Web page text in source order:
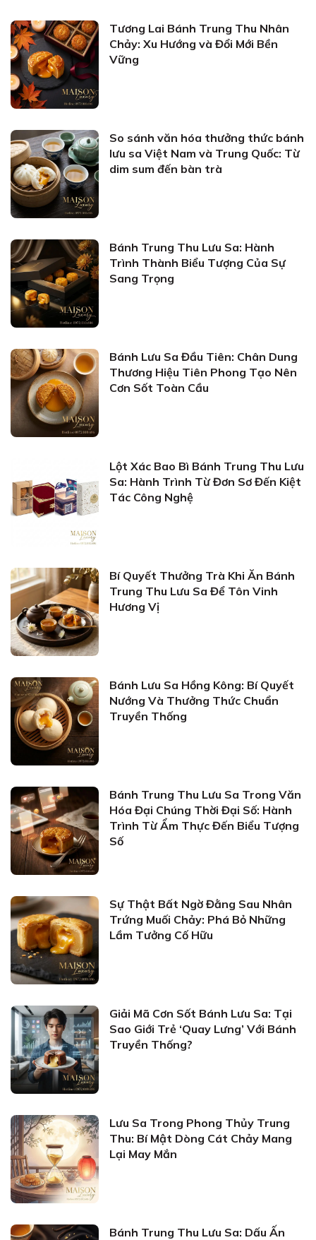
Tương Lai Bánh Trung Thu Nhân
Chảy: Xu Hướng và Đổi Mới Bền
Vững
So sánh văn hóa thưởng thức bánh
lưu sa Việt Nam và Trung Quốc: Từ
dim sum đến bàn trà
Bánh Trung Thu Lưu Sa: Hành
Trình Thành Biểu Tượng Của Sự
Sang Trọng
Bánh Lưu Sa Đầu Tiên: Chân Dung
Thương Hiệu Tiên Phong Tạo Nên
Cơn Sốt Toàn Cầu
Lột Xác Bao Bì Bánh Trung Thu Lưu
Sa: Hành Trình Từ Đơn Sơ Đến Kiệt
Tác Công Nghệ
Bí Quyết Thưởng Trà Khi Ăn Bánh
Trung Thu Lưu Sa Để Tôn Vinh
Hương Vị
Bánh Lưu Sa Hồng Kông: Bí Quyết
Nướng Và Thưởng Thức Chuẩn
Truyền Thống
Bánh Trung Thu Lưu Sa Trong Văn
Hóa Đại Chúng Thời Đại Số: Hành
Trình Từ Ẩm Thực Đến Biểu Tượng
Số
Sự Thật Bất Ngờ Đằng Sau Nhân
Trứng Muối Chảy: Phá Bỏ Những
Lầm Tưởng Cố Hữu
Giải Mã Cơn Sốt Bánh Lưu Sa: Tại
Sao Giới Trẻ ‘Quay Lưng’ Với Bánh
Truyền Thống?
Lưu Sa Trong Phong Thủy Trung
Thu: Bí Mật Dòng Cát Chảy Mang
Lại May Mắn
Bánh Trung Thu Lưu Sa: Dấu Ấn